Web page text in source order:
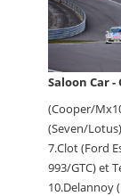
Saloon Car -
(Cooper/
(Seven/
7.Clot (Ford
993/GTC) et
10.Delannoy